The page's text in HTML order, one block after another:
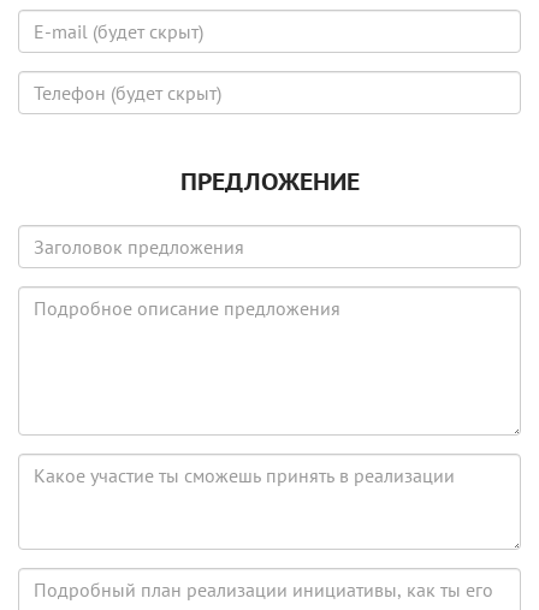
(будет
скрыта)
mail
(будет
скрыт)
Телефон
(будет
ПРЕДЛОЖЕНИЕ
Заголовок
предложения
Подробное
описание
Какое
сможешь
принять
Подробный